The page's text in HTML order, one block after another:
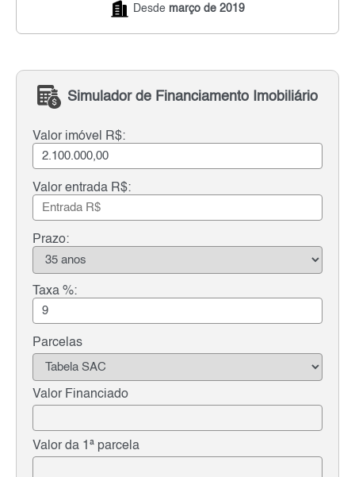
Desde março de 2019
Simulador de Financiamento Imobiliário
Valor imóvel R$:
Valor entrada R$:
Prazo:
Taxa %:
Parcelas
Valor Financiado
Valor da 1ª parcela